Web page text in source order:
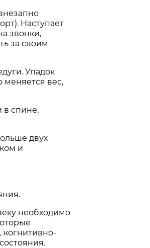
Наступает
звонки,
за своим
Упадок
меняется вес,
в спине,
двух
и
необходимо
когнитивно-